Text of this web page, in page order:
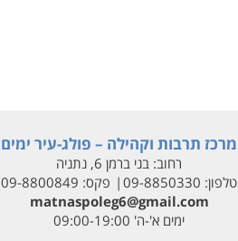
מרכז תרבות וקהילה – פולג-עיר ימים
רחוב: בני ברמן 6, נתניה
טלפון: 09-8850330 פקס: 09-8800849
matnaspoleg6@gmail.com
ימים א'-ה' 09:00-19:00